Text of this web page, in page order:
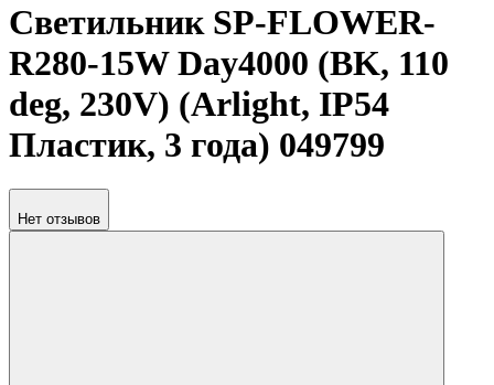
Светильник SP-FLOWER-
R280-15W Day4000 (BK, 110
deg, 230V) (Arlight, IP54
Пластик, 3 года) 049799
Нет отзывов